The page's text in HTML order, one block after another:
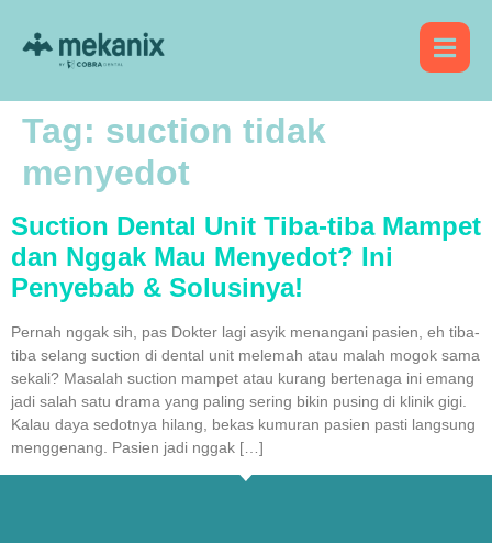
Tag: suction tidak
menyedot
Suction Dental Unit Tiba-tiba Mampet
dan Nggak Mau Menyedot? Ini
Penyebab & Solusinya!
Pernah nggak sih, pas Dokter lagi asyik menangani pasien, eh tiba-
tiba selang suction di dental unit melemah atau malah mogok sama
sekali? Masalah suction mampet atau kurang bertenaga ini emang
jadi salah satu drama yang paling sering bikin pusing di klinik gigi.
Kalau daya sedotnya hilang, bekas kumuran pasien pasti langsung
menggenang. Pasien jadi nggak […]